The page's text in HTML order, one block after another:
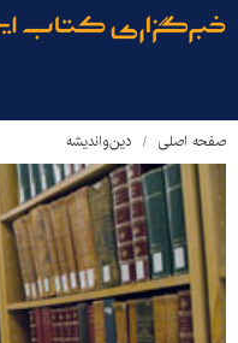
صفحه اصلی دین‌واندیشه